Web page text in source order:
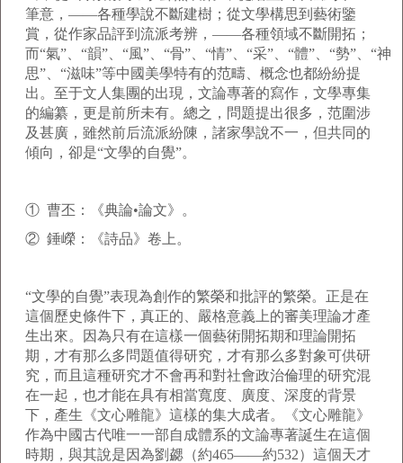
筆意，——各種學說不斷建樹；從文學構思到藝術鑒
賞，從作家品評到流派考辨，——各種領域不斷開拓；
而“氣”、“韻”、“風”、“骨”、“情”、“采”、“體”、“勢”、“神
思”、“滋味”等中國美學特有的范疇、概念也都紛紛提
出。至于文人集團的出現，文論專著的寫作，文學專集
的編纂，更是前所未有。總之，問題提出很多，范圍涉
及甚廣，雖然前后流派紛陳，諸家學說不一，但共同的
傾向，卻是“文學的自覺”。
① 曹丕：《典論•論文》。
② 錘嶸：《詩品》卷上。
“文學的自覺”表現為創作的繁榮和批評的繁榮。正是在
這個歷史條件下，真正的、嚴格意義上的審美理論才產
生出來。因為只有在這樣一個藝術開拓期和理論開拓
期，才有那么多問題值得研究，才有那么多對象可供研
究，而且這種研究才不會再和對社會政治倫理的研究混
在一起，也才能在具有相當寬度、廣度、深度的背景
下，產生《文心雕龍》這樣的集大成者。《文心雕龍》
作為中國古代唯一一部自成體系的文論專著誕生在這個
時期，與其說是因為劉勰（約465——約532）這個天才